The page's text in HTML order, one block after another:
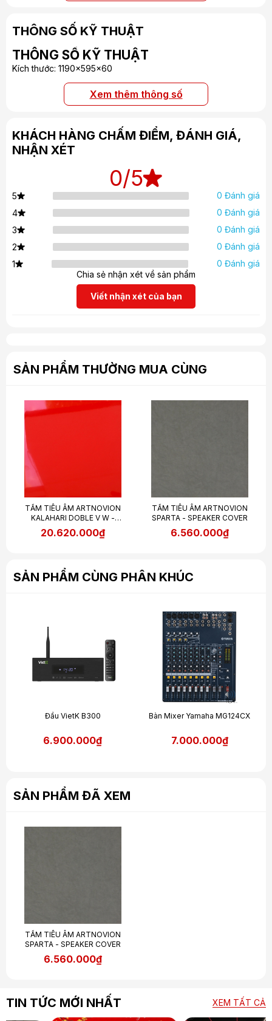
THÔNG SỐ KỸ THUẬT
THÔNG SỐ KỸ THUẬT
Kích thước: 1190x595x60
Xem thêm thông số
KHÁCH HÀNG CHẤM ĐIỂM, ĐÁNH GIÁ,
NHẬN XÉT
0/5
5
0 Đánh giá
4
0 Đánh giá
3
0 Đánh giá
2
0 Đánh giá
1
0 Đánh giá
Chia sẻ nhận xét về sản phẩm
Viết nhận xét của bạn
SẢN PHẨM THƯỜNG MUA CÙNG
TẤM TIÊU ÂM ARTNOVION
KALAHARI DOBLE V W -
ABSORBER
20.620.000₫
TẤM TIÊU ÂM ARTNOVION
SPARTA - SPEAKER COVER
6.560.000₫
SẢN PHẨM CÙNG PHÂN KHÚC
Đầu VietK B300
6.900.000₫
Bàn Mixer Yamaha MG124CX
7.000.000₫
SẢN PHẨM ĐÃ XEM
TẤM TIÊU ÂM ARTNOVION
SPARTA - SPEAKER COVER
6.560.000₫
TIN TỨC MỚI NHẤT XEM TẤT CẢ